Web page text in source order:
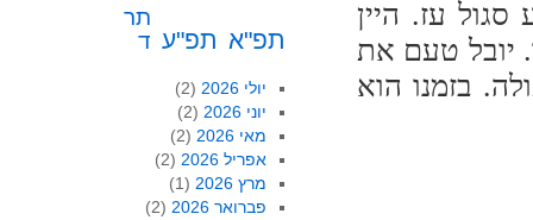
סגול עז. היין
יובל טעם את
בזמנו הוא
תפ"א תפ"ע
תר
ד
יולי 2026
(2)
יוני 2026
(2)
מאי 2026
(2)
אפריל 2026
(2)
מרץ 2026
(1)
פברואר 2026
(2)